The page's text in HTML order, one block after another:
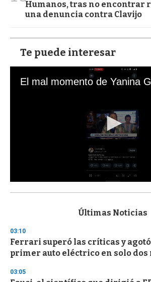
Humanos, tras no encontrar
una denuncia contra Clavijo
Te puede interesar
s
d
s
o
f
3
Últimas Noticias
03:10
Ferrari superó las críticas y
primer auto eléctrico en solo dos
03:05